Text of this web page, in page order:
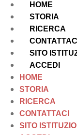
HOME
STORIA
RICERCA
CONTATTACI
SITO
ACCEDI
HOME
STORIA
RICERCA
CONTATTACI
SITO